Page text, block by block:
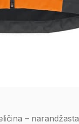
– narandžasta